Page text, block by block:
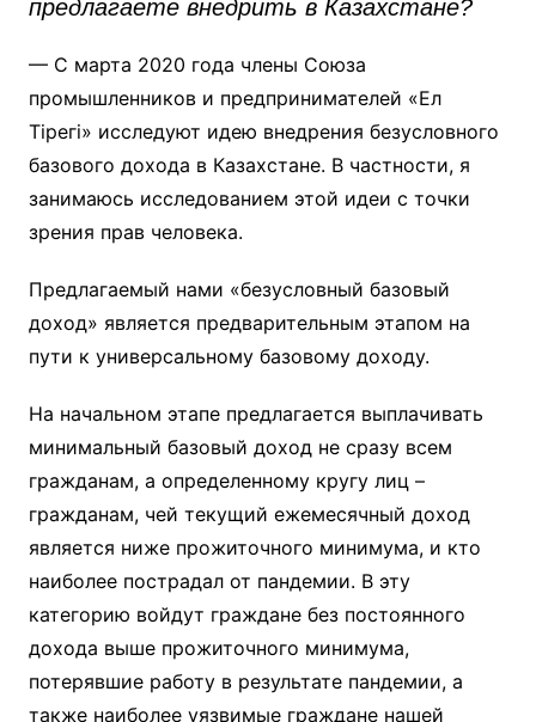
предлагаете внедрить в Казахстане?
— С марта 2020 года члены Союза
промышленников и предпринимателей «Ел
Тірегі» исследуют идею внедрения безусловного
базового дохода в Казахстане. В частности, я
занимаюсь исследованием этой идеи с точки
зрения прав человека.
Предлагаемый нами «безусловный базовый
доход» является предварительным этапом на
пути к универсальному базовому доходу.
На начальном этапе предлагается выплачивать
минимальный базовый доход не сразу всем
гражданам, а определенному кругу лиц –
гражданам, чей текущий ежемесячный доход
является ниже прожиточного минимума, и кто
наиболее пострадал от пандемии. В эту
категорию войдут граждане без постоянного
дохода выше прожиточного минимума,
потерявшие работу в результате пандемии, а
также наиболее уязвимые граждане нашей